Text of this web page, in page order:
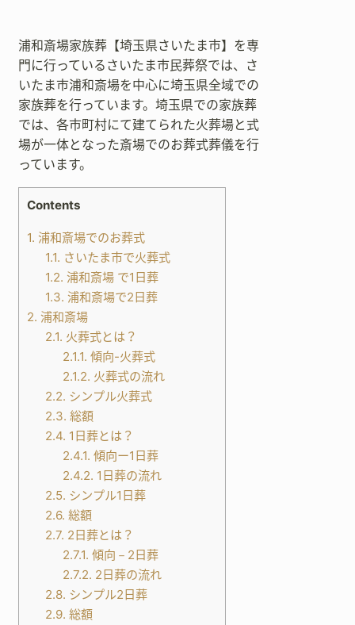
浦和斎場家族葬【埼玉県さいたま市】を専
門に行っているさいたま市民葬祭では、さ
いたま市浦和斎場を中心に埼玉県全域での
家族葬を行っています。埼玉県での家族葬
では、各市町村にて建てられた火葬場と式
場が一体となった斎場でのお葬式葬儀を行
っています。
Contents
1. 浦和斎場でのお葬式
1.1. さいたま市で火葬式
1.2. 浦和斎場 で1日葬
1.3. 浦和斎場で2日葬
2. 浦和斎場
2.1. 火葬式とは？
2.1.1. 傾向-火葬式
2.1.2. 火葬式の流れ
2.2. シンプル火葬式
2.3. 総額
2.4. 1日葬とは？
2.4.1. 傾向ー1日葬
2.4.2. 1日葬の流れ
2.5. シンプル1日葬
2.6. 総額
2.7. 2日葬とは？
2.7.1. 傾向－2日葬
2.7.2. 2日葬の流れ
2.8. シンプル2日葬
2.9. 総額